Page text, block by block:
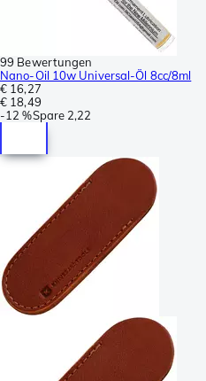
99 Bewertungen
Nano-Oil 10w Universal-Öl 8cc/8ml
€ 16,27
€ 18,49
-12 %Spare 2,22